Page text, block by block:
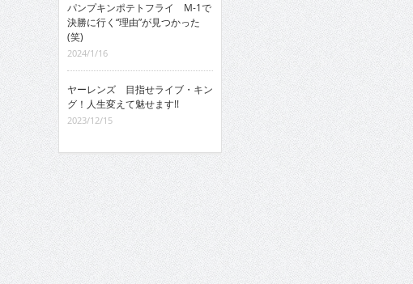
パンプキンポテトフライ M-1で
決勝に行く“理由”が見つかった
(笑)
2024/1/16
ヤーレンズ 目指せライブ・キン
グ！人生変えて魅せます!!
2023/12/15